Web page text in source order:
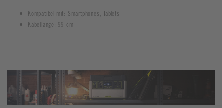
Kompatibel mit: Smartphones, Tablets
Kabellänge: 99 cm